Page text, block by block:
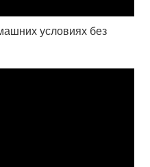
условиях без